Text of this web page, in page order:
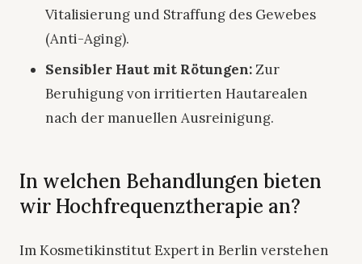
Vitalisierung und Straffung des Gewebes
(Anti-Aging).
Sensibler Haut mit Rötungen:Zur
Beruhigung von irritierten Hautarealen
nach der manuellen Ausreinigung.
In welchen Behandlungen bieten
wir Hochfrequenztherapie an?
Im Kosmetikinstitut Expert in Berlin verstehen